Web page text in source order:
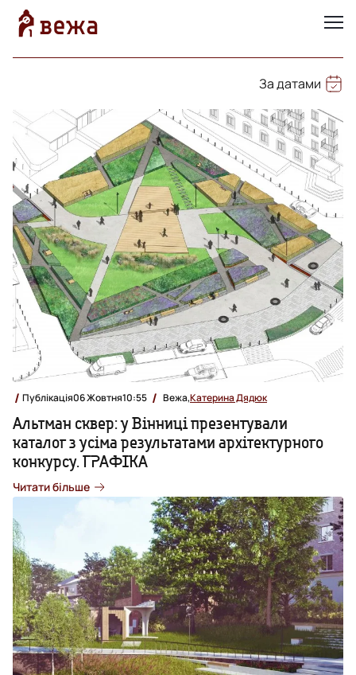
За датами
Публікація06 Жовтня10:55 Вежа,Катерина Дядюк
Альтман сквер: у Вінниці презентували
каталог з усіма результатами архітектурного
конкурсу. ГРАФІКА
Читати більше